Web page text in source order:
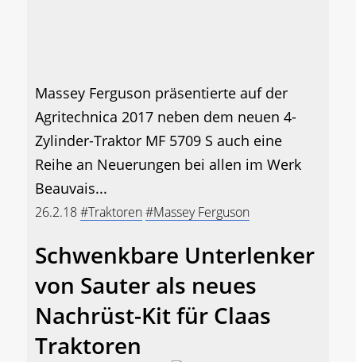
Massey Ferguson präsentierte auf der
Agritechnica 2017 neben dem neuen 4-
Zylinder-Traktor MF 5709 S auch eine
Reihe an Neuerungen bei allen im Werk
Beauvais...
26.2.18#Traktoren#Massey Ferguson
Schwenkbare Unterlenker
von Sauter als neues
Nachrüst-Kit für Claas
Traktoren